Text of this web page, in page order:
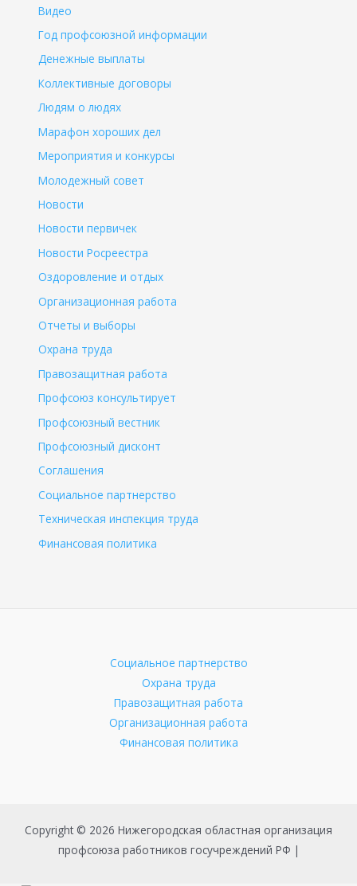
Видео
Год профсоюзной информации
Денежные выплаты
Коллективные договоры
Людям о людях
Марафон хороших дел
Мероприятия и конкурсы
Молодежный совет
Новости
Новости первичек
Новости Росреестра
Оздоровление и отдых
Организационная работа
Отчеты и выборы
Охрана труда
Правозащитная работа
Профсоюз консультирует
Профсоюзный вестник
Профсоюзный дисконт
Соглашения
Социальное партнерство
Техническая инспекция труда
Финансовая политика
Социальное партнерство
Охрана труда
Правозащитная работа
Организационная работа
Финансовая политика
Copyright © 2026 Нижегородская областная организация
профсоюза работников госучреждений РФ |